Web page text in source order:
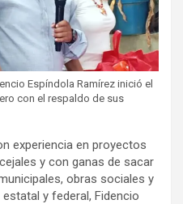
Espíndola Ramírez inició el
con el respaldo de sus
experiencia en proyectos
y con ganas de sacar
obras sociales y
y federal, Fidencio